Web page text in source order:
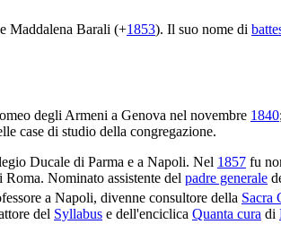
Maddalena Barali (+1853). Il suo nome di
degli Armeni a Genova nel novembre 1840;
case di studio della congregazione.
Ducale di Parma e a Napoli. Nel 1857 fu
Nominato assistente del padre generale
a Napoli, divenne consultore della Sacra
del Syllabus e dell'enciclica Quanta cura di